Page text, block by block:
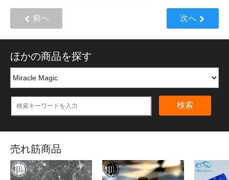
前へ 次へ
ほかの商品を探す
検索
売れ筋商品